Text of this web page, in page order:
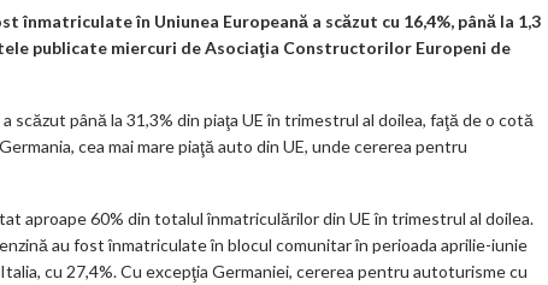
o
o
k
m
ks
în Uniunea Europeană a scăzut cu 16,4%, până la 1,3
publicate miercuri de Asociaţia Constructorilor Europeni de
până la 31,3% din piaţa UE în trimestrul al doilea, faţă de o cotă
cea mai mare piaţă auto din UE, unde cererea pentru
aproape 60% din totalul înmatriculărilor din UE în trimestrul al doilea.
au fost înmatriculate în blocul comunitar în perioada aprilie-iunie
cu 27,4%. Cu excepţia Germaniei, cererea pentru autoturisme cu